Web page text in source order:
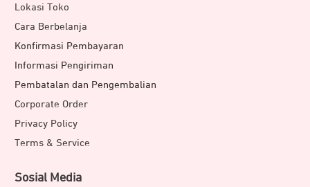
Lokasi Toko
Cara Berbelanja
Konfirmasi Pembayaran
Informasi Pengiriman
Pembatalan dan Pengembalian
Corporate Order
Privacy Policy
Terms & Service
Sosial Media